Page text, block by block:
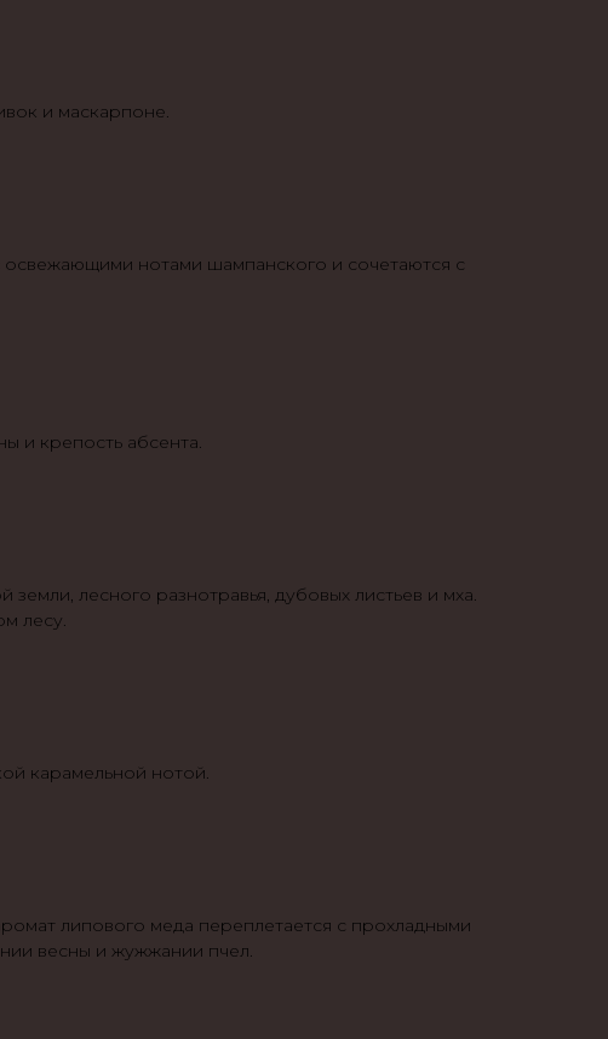
и маскарпоне.
освежающими нотами шампанского и сочетаются с
и крепость абсента.
лесного разнотравья, дубовых листьев и мха.
лесу.
карамельной нотой.
липового меда переплетается с прохладными
весны и жужжании пчел.